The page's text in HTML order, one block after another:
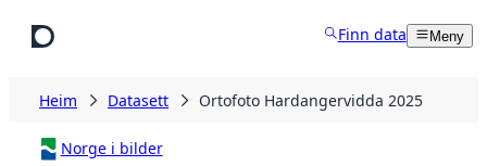
Finn data Meny
Heim Datasett Ortofoto Hardangervidda 2025
Norge i bilder